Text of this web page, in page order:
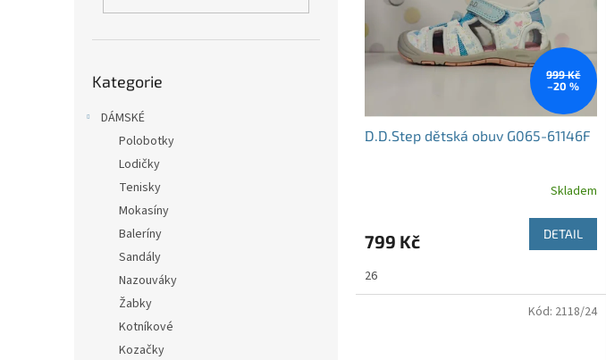
kategorie
Kategorie
DÁMSKÉ
Polobotky
Lodičky
Tenisky
Mokasíny
Baleríny
Sandály
Nazouváky
Žabky
Kotníkové
Kozačky
p
999 Kč
–20 %
D.D.Step dětská obuv G065-61146F
Skladem
799 Kč DETAIL
26
Kód: 2118/24